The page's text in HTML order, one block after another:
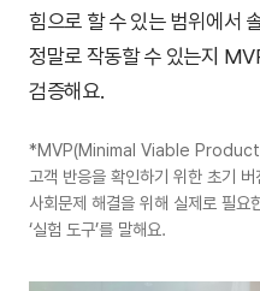
힘으로 할 수 있는 범위에서
정말로 작동할 수 있는지
검증해요.
*MVP(Minimal Viable Product):
고객 반응을 확인하기 위한 초기
사회문제 해결을 위해 실제로 필요
‘실험 도구’를 말해요.